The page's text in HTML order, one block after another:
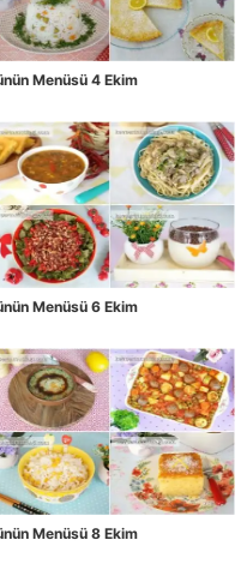
Menüsü 4 Ekim
Menüsü 6 Ekim
Menüsü 8 Ekim